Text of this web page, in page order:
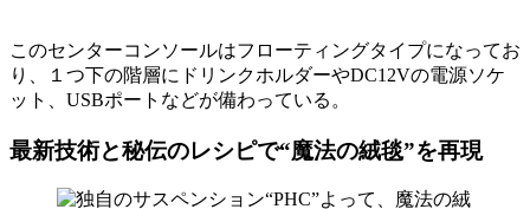
このセンターコンソールはフローティングタイプになってお
り、１つ下の階層にドリンクホルダーやDC12Vの電源ソケ
ット、USBポートなどが備わっている。
最新技術と秘伝のレシピで“魔法の絨毯”を再現